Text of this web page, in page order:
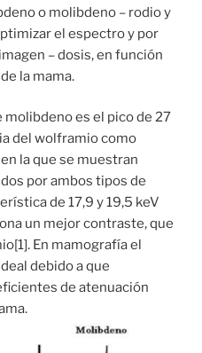
o molibdeno – rodio y
el espectro y por
– dosis, en función
la mama.
molibdeno es el pico de 27
del wolframio como
la que se muestran
por ambos tipos de
de 17,9 y 19,5 keV
un mejor contraste, que
En mamografía el
debido a que
de atenuación